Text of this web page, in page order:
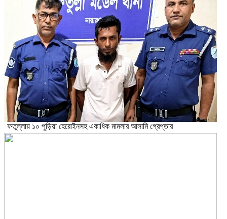
ফতুল্লায় ১০ পুড়িয়া হেরোইনসহ একাধিক মামলার আসামি গ্রেপ্তার